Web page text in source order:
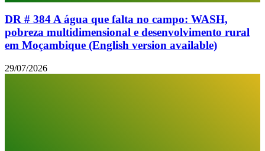
DR # 384 A água que falta no campo: WASH,
pobreza multidimensional e desenvolvimento rural
em Moçambique (English version available)
29/07/2026